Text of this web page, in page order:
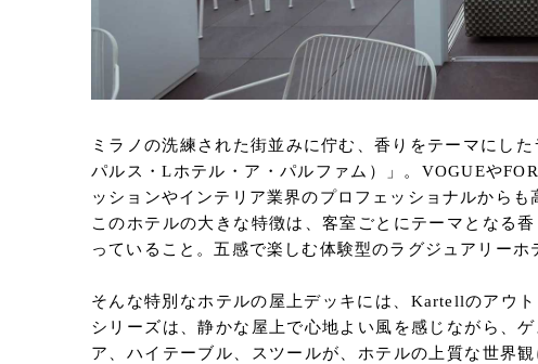
ミラノの洗練された街並みに佇む、香りをテーマにし
パルス・Lホテル・ア・パルファム）」。VOGUEや
ッションやインテリア業界のプロフェッショナルからも
このホテルの大きな特徴は、客室ごとにテーマとなる
っていること。五感で楽しむ体験型のラグジュアリー
そんな特別なホテルの屋上デッキには、Kartellのアウ
シリーズは、静かな屋上で心地よい風を感じながら、
ア、ハイテーブル、スツールが、ホテルの上質な世界